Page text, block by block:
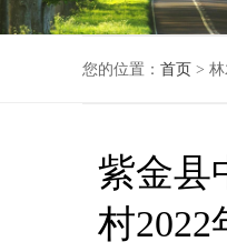
您的位置： 首页 >
紫金县
村2022